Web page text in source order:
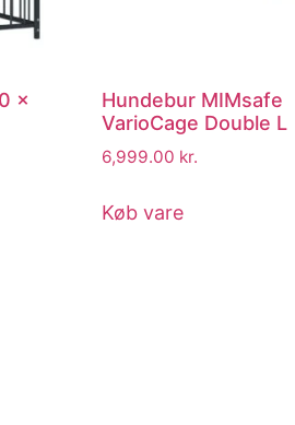
x
Hundebur MIMsafe
VarioCage Double L
6,999.00 kr.
Køb vare